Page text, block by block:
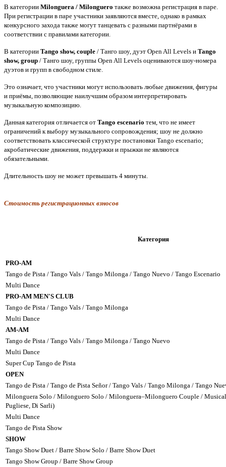
В категории Milonguera / Milonguero также возможна регистрация в паре.
При регистрации в паре участники заявляются вместе, однако в рамках
конкурсного захода также могут танцевать с разными партнёрами в
соответствии с правилами категории.
В категории Tango show, couple / Танго шоу, дуэт Open All Levels и Tango
show, group / Танго шоу, группы Open All Levels оцениваются шоу-номера
дуэтов и групп в свободном стиле.
Это означает, что участники могут использовать любые движения, фигуры
и приёмы, позволяющие наилучшим образом интерпретировать
музыкальную композицию.
Данная категория отличается от Tango escenario тем, что не имеет
ограничений к выбору музыкального сопровождения; шоу не должно
соответствовать классической структуре постановки Tango escenario;
акробатические движения, поддержки и прыжки не являются
обязательными.
Длительность шоу не может превышать 4 минуты.
Стоимость регистрационных взносов
Категория
PRO-AM
Tango de Pista / Tango Vals / Tango Milonga / Tango Nuevo / Tango Escenario
Multi Dance
PRO-AM MEN'S CLUB
Tango de Pista / Tango Vals / Tango Milonga
Multi Dance
AM-AM
Tango de Pista / Tango Vals / Tango Milonga / Tango Nuevo
Multi Dance
Super Cup Tango de Pista
OPEN
Tango de Pista / Tango de Pista Señor / Tango Vals / Tango Milonga / Tango
Milonguera Solo / Milonguero Solo / Milonguera–Milonguero Couple /
Pugliese, Di Sarli)
Multi Dance
Tango de Pista Show
SHOW
Tango Show Duet / Barre Show Solo / Barre Show Duet
Tango Show Group / Barre Show Group